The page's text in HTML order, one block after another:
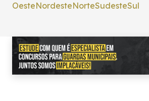
OesteNordesteNorteSudesteSul